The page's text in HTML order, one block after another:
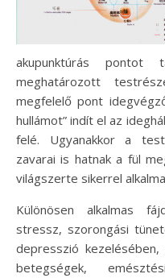
akupunktúrás pontot
meghatározott
megfelelő pont
hullámot” indít el az
felé. Ugyanakkor a
zavarai is hatnak a fül
világszerte sikerrel
Különösen alkalmas
stressz, szorongási
depresszió
betegségek,